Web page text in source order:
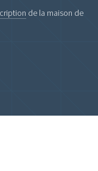
de la maison de